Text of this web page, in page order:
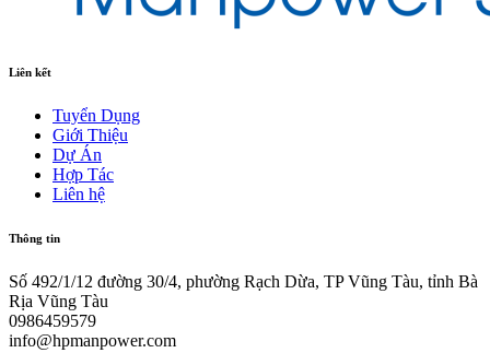
Liên kết
Tuyển Dụng
Giới Thiệu
Dự Án
Hợp Tác
Liên hệ
Thông tin
Số 492/1/12 đường 30/4, phường Rạch Dừa, TP Vũng Tàu, tỉnh Bà
Rịa Vũng Tàu
0986459579
info@hpmanpower.com